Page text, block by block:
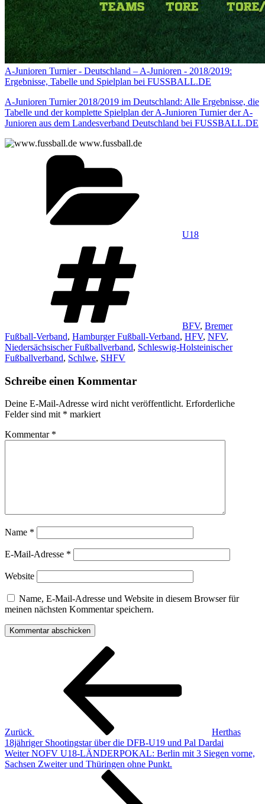
A-Junioren Turnier - Deutschland – A-Junioren - 2018/2019:
Ergebnisse, Tabelle und Spielplan bei FUSSBALL.DE
A-Junioren Turnier 2018/2019 im Deutschland: Alle Ergebnisse, die
Tabelle und der komplette Spielplan der A-Junioren Turnier der A-
Junioren aus dem Landesverband Deutschland bei FUSSBALL.DE
www.fussball.de
U18
BFV, Bremer
Fußball-Verband, Hamburger Fußball-Verband, HFV, NFV,
Niedersächsischer Fußballverband, Schleswig-Holsteinischer
Fußballverband, Schlwe, SHFV
Schreibe einen Kommentar
Deine E-Mail-Adresse wird nicht veröffentlicht. Erforderliche
Felder sind mit * markiert
Kommentar *
Name *
E-Mail-Adresse *
Website
Name, E-Mail-Adresse und Website in diesem Browser für
meinen nächsten Kommentar speichern.
Beitragsnavigation
Zurück
Herthas
18jähriger Shootingstar über die DFB-U19 und Pal Dardai
Nächster
Beitrag
Weiter NOFV U18-LÄNDERPOKAL: Berlin mit 3 Siegen vorne,
Sachsen Zweiter und Thüringen ohne Punkt.